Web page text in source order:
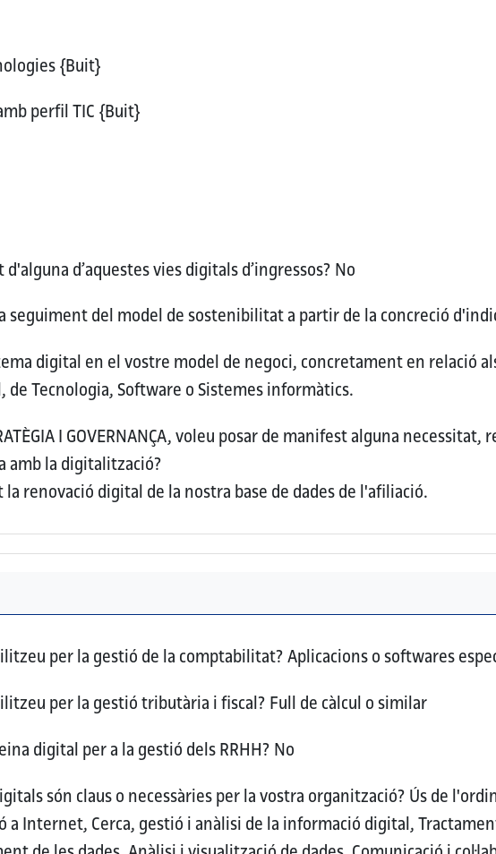
{Buit}
perfil TIC {Buit}
d’aquestes vies digitals d’ingressos? No
seguiment del model de sostenibilitat a partir de la concreció
digital en el vostre model de negoci, concretament en relació
de Tecnologia, Software o Sistemes informàtics.
I GOVERNANÇA, voleu posar de manifest alguna
amb la digitalització?
renovació digital de la nostra base de dades de l'afiliació.
per la gestió de la comptabilitat?Aplicacions o softwares
per la gestió tributària i fiscal? Full de càlcul o similar
digital per a la gestió dels RRHH? No
són claus o necessàries per la vostra organització? Ús de
a Internet, Cerca, gestió i anàlisi de la informació digital,